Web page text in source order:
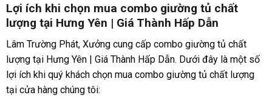
Lợi ích khi chọn mua combo giường tủ chất
lượng tại Hưng Yên | Giá Thành Hấp Dẫn
Lâm Trường Phát, Xưởng cung cấp combo giường tủ chất
lượng tại Hưng Yên | Giá Thành Hấp Dẫn. Dưới đây là một số
lợi ích khi quý khách chọn mua combo giường tủ chất lượng
tại cửa hàng chúng tôi: